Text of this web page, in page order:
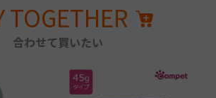
TOGETHER
合わせて買いたい